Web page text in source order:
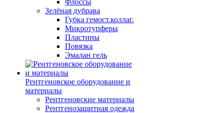
Флоссы
Зелёная дубрава
Губка гемост.коллаг.
Микротупферы
Пластины
Повязка
Эмалан гель
Рентгеновское оборудование и
материалы
Рентгеновские материалы
Рентгенозащитная одежда